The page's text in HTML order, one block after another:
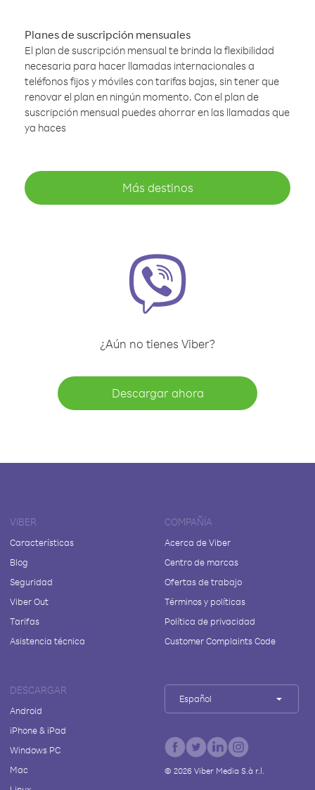
Planes de suscripción mensuales
El plan de suscripción mensual te brinda la flexibilidad
necesaria para hacer llamadas internacionales a
teléfonos fijos y móviles con tarifas bajas, sin tener que
renovar el plan en ningún momento. Con el plan de
suscripción mensual puedes ahorrar en las llamadas que
ya haces
Más destinos
¿Aún no tienes Viber?
Descargar ahora
VIBER
Características
Blog
Seguridad
Viber Out
Tarifas
Asistencia técnica
COMPAÑÍA
Acerca de Viber
Centro de marcas
Ofertas de trabajo
Términos y políticas
Política de privacidad
Customer Complaints Code
DESCARGAR
Android
iPhone & iPad
Windows PC
Mac
Español
© 2026Viber Media S.à r.l.